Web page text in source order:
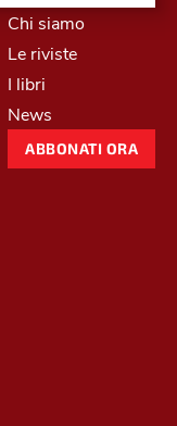
Chi siamo
Le riviste
I libri
News
ABBONATI ORA